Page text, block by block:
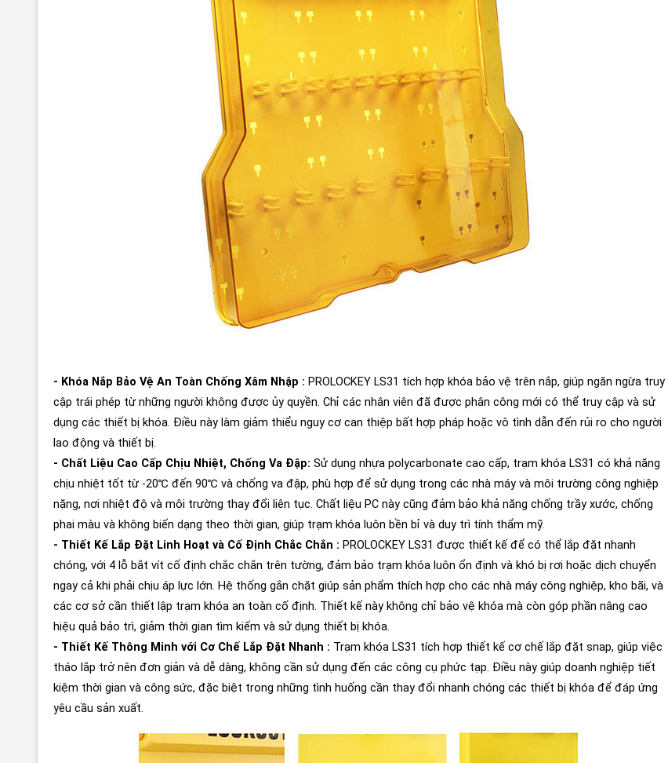
- Khóa Nắp Bảo Vệ An Toàn Chống Xâm Nhập : PROLOCKEY LS31 tích hợp khóa bảo vệ trên nắp, giúp ngăn ngừa truy
cập trái phép từ những người không được ủy quyền. Chỉ các nhân viên đã được phân công mới có thể truy cập và sử
dụng các thiết bị khóa. Điều này làm giảm thiểu nguy cơ can thiệp bất hợp pháp hoặc vô tình dẫn đến rủi ro cho người
lao động và thiết bị.
- Chất Liệu Cao Cấp Chịu Nhiệt, Chống Va Đập: Sử dụng nhựa polycarbonate cao cấp, trạm khóa LS31 có khả năng
chịu nhiệt tốt từ -20℃ đến 90℃ và chống va đập, phù hợp để sử dụng trong các nhà máy và môi trường công nghiệp
nặng, nơi nhiệt độ và môi trường thay đổi liên tục. Chất liệu PC này cũng đảm bảo khả năng chống trầy xước, chống
phai màu và không biến dạng theo thời gian, giúp trạm khóa luôn bền bỉ và duy trì tính thẩm mỹ.
- Thiết Kế Lắp Đặt Linh Hoạt và Cố Định Chắc Chắn : PROLOCKEY LS31 được thiết kế để có thể lắp đặt nhanh
chóng, với 4 lỗ bắt vít cố định chắc chắn trên tường, đảm bảo trạm khóa luôn ổn định và khó bị rơi hoặc dịch chuyển
ngay cả khi phải chịu áp lực lớn. Hệ thống gắn chặt giúp sản phẩm thích hợp cho các nhà máy công nghiệp, kho bãi, và
các cơ sở cần thiết lập trạm khóa an toàn cố định. Thiết kế này không chỉ bảo vệ khóa mà còn góp phần nâng cao
hiệu quả bảo trì, giảm thời gian tìm kiếm và sử dụng thiết bị khóa.
- Thiết Kế Thông Minh với Cơ Chế Lắp Đặt Nhanh : Trạm khóa LS31 tích hợp thiết kế cơ chế lắp đặt snap, giúp việc
tháo lắp trở nên đơn giản và dễ dàng, không cần sử dụng đến các công cụ phức tạp. Điều này giúp doanh nghiệp tiết
kiệm thời gian và công sức, đặc biệt trong những tình huống cần thay đổi nhanh chóng các thiết bị khóa để đáp ứng
yêu cầu sản xuất.